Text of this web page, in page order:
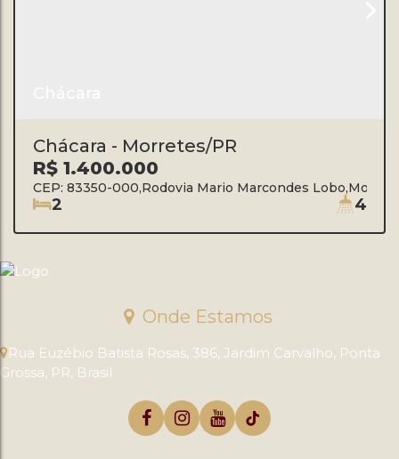
Chácara - Morretes/PR
R$1.400.000
CEP: 83350-000,Rodovia Mario Marcondes Lobo,
2 4
Onde Estamos
Rua Euzébio Batista Rosas, 386, Jardim Carvalho, Ponta
Grossa, PR, Brasil